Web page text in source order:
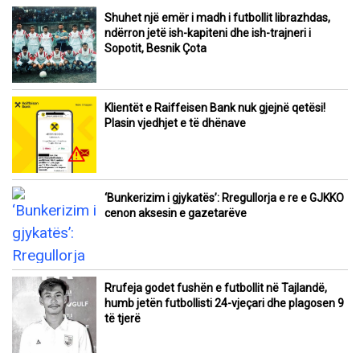
Shuhet një emër i madh i futbollit librazhdas,
ndërron jetë ish-kapiteni dhe ish-trajneri i
Sopotit, Besnik Çota
Klientët e Raiffeisen Bank nuk gjejnë qetësi!
Plasin vjedhjet e të dhënave
‘Bunkerizim i gjykatës’: Rregullorja e re e GJKKO
cenon aksesin e gazetarëve
Rrufeja godet fushën e futbollit në Tajlandë,
humb jetën futbollisti 24-vjeçari dhe plagosen 9
të tjerë